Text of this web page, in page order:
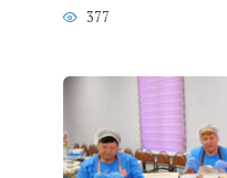
377